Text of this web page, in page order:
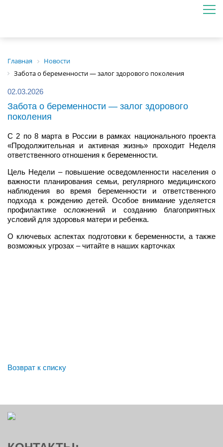
Главная
Новости
Забота о беременности — залог здорового поколения
02.03.2026
Забота о беременности — залог здорового
поколения
С 2 по 8 марта в России в рамках национального проекта
«Продолжительная и активная жизнь» проходит Неделя
ответственного отношения к беременности.
Цель Недели – повышение осведомленности населения о
важности планирования семьи, регулярного медицинского
наблюдения во время беременности и ответственного
подхода к рождению детей. Особое внимание уделяется
профилактике осложнений и созданию благоприятных
условий для здоровья матери и ребенка.
О ключевых аспектах подготовки к беременности, а также
возможных угрозах – читайте в наших карточках
Возврат к списку